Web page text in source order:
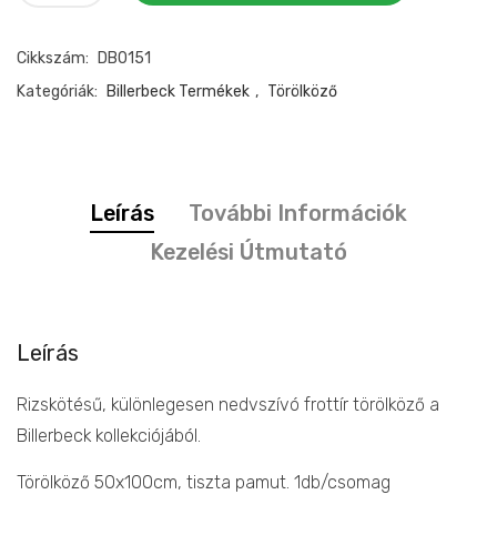
bézs
mennyiség
Cikkszám:
DB0151
Kategóriák:
Billerbeck Termékek , Törölköző
Leírás
További Információk
Kezelési Útmutató
Leírás
Rizskötésű, különlegesen nedvszívó frottír törölköző a
Billerbeck kollekciójából.
Törölköző 50x100cm, tiszta pamut. 1db/csomag